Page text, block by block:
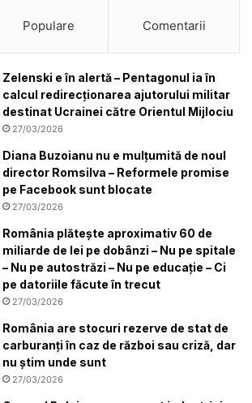
Populare Comentarii
Zelenski e în alertă – Pentagonul ia în
calcul redirecționarea ajutorului militar
destinat Ucrainei către Orientul Mijlociu
27/03/2026
Diana Buzoianu nu e mulțumită de noul
director Romsilva – Reformele promise
pe Facebook sunt blocate
27/03/2026
România plătește aproximativ 60 de
miliarde de lei pe dobânzi – Nu pe spitale
– Nu pe autostrăzi – Nu pe educație – Ci
pe datoriile făcute în trecut
27/03/2026
România are stocuri rezerve de stat de
carburanți în caz de război sau criză, dar
nu știm unde sunt
27/03/2026